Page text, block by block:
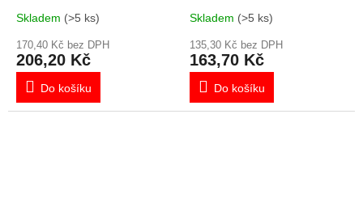
Skladem (>5 ks)
170,40 Kč bez DPH
206,20 Kč
Do košíku
Skladem (>5 ks)
135,30 Kč bez DPH
163,70 Kč
Do košíku